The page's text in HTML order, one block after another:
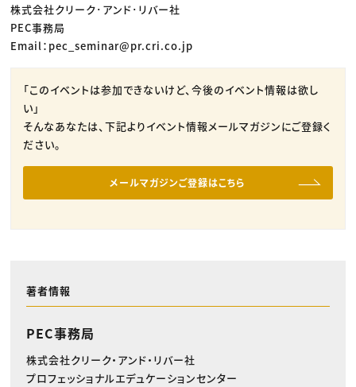
株式会社クリーク･アンド･リバー社
PEC事務局
Email：pec_seminar@pr.cri.co.jp
「このイベントは参加できないけど、今後のイベント情報は欲し
い」
そんなあなたは、下記よりイベント情報メールマガジンにご登録く
ださい。
メールマガジンご登録はこちら
著者情報
PEC事務局
株式会社クリーク・アンド・リバー社
プロフェッショナルエデュケーションセンター